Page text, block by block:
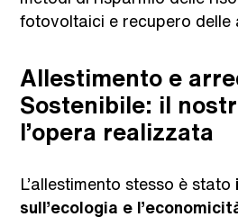
fotovoltaici e recupero delle
Allestimento e
Sostenibile: il
l’opera realizzata
L’allestimento stesso è stato
sull’ecologia e